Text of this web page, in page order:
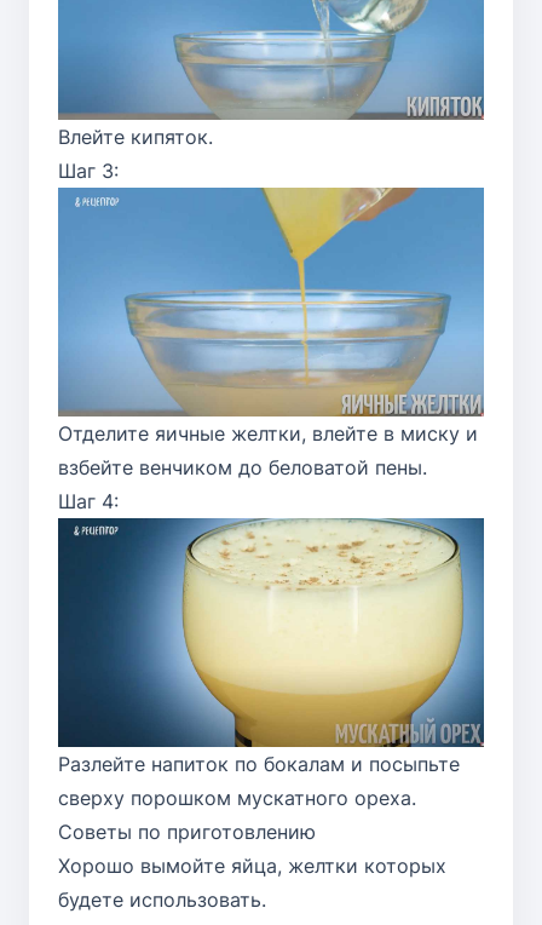
Влейте кипяток.
Шаг 3:
Отделите яичные желтки, влейте в миску и
взбейте венчиком до беловатой пены.
Шаг 4:
Разлейте напиток по бокалам и посыпьте
сверху порошком мускатного ореха.
Советы по приготовлению
Хорошо вымойте яйца, желтки которых
будете использовать.